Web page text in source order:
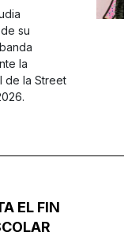
su
la
de la Street
EL FIN